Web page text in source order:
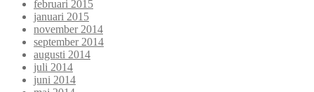
februari 2015
januari 2015
november 2014
september 2014
augusti 2014
juli 2014
juni 2014